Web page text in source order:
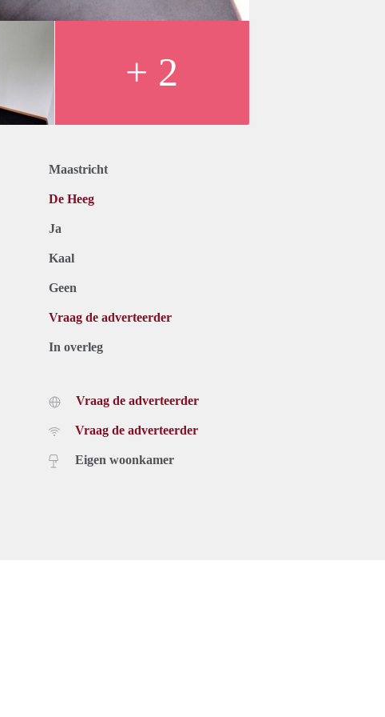
+ 2
Maastricht
De Heeg
Ja
Kaal
Geen
Vraag de adverteerder
In overleg
Vraag de adverteerder
Vraag de adverteerder
Eigen woonkamer